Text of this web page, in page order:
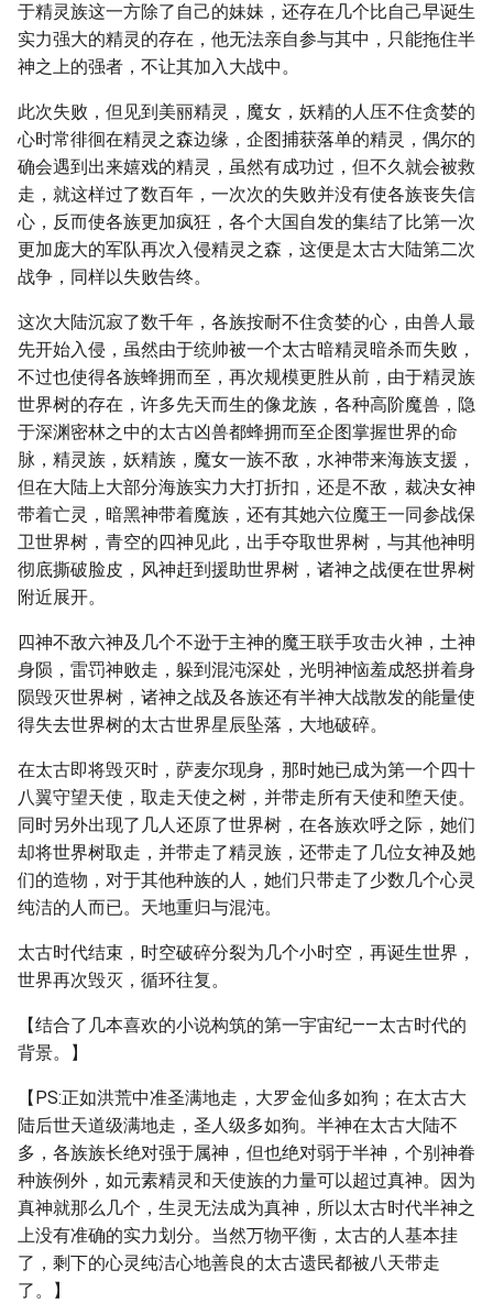
于精灵族这一方除了自己的妹妹，还存在几个比自己早诞生
实力强大的精灵的存在，他无法亲自参与其中，只能拖住半
神之上的强者，不让其加入大战中。
此次失败，但见到美丽精灵，魔女，妖精的人压不住贪婪的
心时常徘徊在精灵之森边缘，企图捕获落单的精灵，偶尔的
确会遇到出来嬉戏的精灵，虽然有成功过，但不久就会被救
走，就这样过了数百年，一次次的失败并没有使各族丧失信
心，反而使各族更加疯狂，各个大国自发的集结了比第一次
更加庞大的军队再次入侵精灵之森，这便是太古大陆第二次
战争，同样以失败告终。
这次大陆沉寂了数千年，各族按耐不住贪婪的心，由兽人最
先开始入侵，虽然由于统帅被一个太古暗精灵暗杀而失败，
不过也使得各族蜂拥而至，再次规模更胜从前，由于精灵族
世界树的存在，许多先天而生的像龙族，各种高阶魔兽，隐
于深渊密林之中的太古凶兽都蜂拥而至企图掌握世界的命
脉，精灵族，妖精族，魔女一族不敌，水神带来海族支援，
但在大陆上大部分海族实力大打折扣，还是不敌，裁决女神
带着亡灵，暗黑神带着魔族，还有其她六位魔王一同参战保
卫世界树，青空的四神见此，出手夺取世界树，与其他神明
彻底撕破脸皮，风神赶到援助世界树，诸神之战便在世界树
附近展开。
四神不敌六神及几个不逊于主神的魔王联手攻击火神，土神
身陨，雷罚神败走，躲到混沌深处，光明神恼羞成怒拼着身
陨毁灭世界树，诸神之战及各族还有半神大战散发的能量使
得失去世界树的太古世界星辰坠落，大地破碎。
在太古即将毁灭时，萨麦尔现身，那时她已成为第一个四十
八翼守望天使，取走天使之树，并带走所有天使和堕天使。
同时另外出现了几人还原了世界树，在各族欢呼之际，她们
却将世界树取走，并带走了精灵族，还带走了几位女神及她
们的造物，对于其他种族的人，她们只带走了少数几个心灵
纯洁的人而已。天地重归与混沌。
太古时代结束，时空破碎分裂为几个小时空，再诞生世界，
世界再次毁灭，循环往复。
【结合了几本喜欢的小说构筑的第一宇宙纪——太古时代的
背景。】
【PS:正如洪荒中准圣满地走，大罗金仙多如狗；在太古大
陆后世天道级满地走，圣人级多如狗。半神在太古大陆不
多，各族族长绝对强于属神，但也绝对弱于半神，个别神眷
种族例外，如元素精灵和天使族的力量可以超过真神。因为
真神就那么几个，生灵无法成为真神，所以太古时代半神之
上没有准确的实力划分。当然万物平衡，太古的人基本挂
了，剩下的心灵纯洁心地善良的太古遗民都被八天带走
了。】